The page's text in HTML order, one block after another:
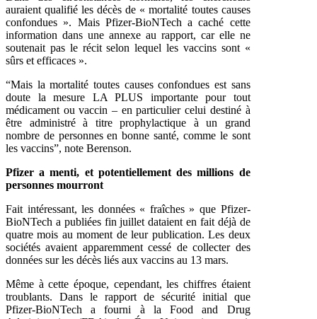
auraient qualifié les décès de « mortalité toutes causes
confondues ». Mais Pfizer-BioNTech a caché cette
information dans une annexe au rapport, car elle ne
soutenait pas le récit selon lequel les vaccins sont «
sûrs et efficaces ».
“Mais la mortalité toutes causes confondues est sans
doute la mesure LA PLUS importante pour tout
médicament ou vaccin – en particulier celui destiné à
être administré à titre prophylactique à un grand
nombre de personnes en bonne santé, comme le sont
les vaccins”, note Berenson.
Pfizer a menti, et potentiellement des millions de
personnes mourront
Fait intéressant, les données « fraîches » que Pfizer-
BioNTech a publiées fin juillet dataient en fait déjà de
quatre mois au moment de leur publication. Les deux
sociétés avaient apparemment cessé de collecter des
données sur les décès liés aux vaccins au 13 mars.
Même à cette époque, cependant, les chiffres étaient
troublants. Dans le rapport de sécurité initial que
Pfizer-BioNTech a fourni à la Food and Drug